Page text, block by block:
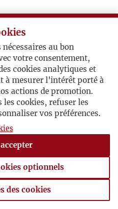
au bon
votre consentement,
cookies analytiques et
à mesurer l'intérêt porté à
actions de promotion.
les cookies, refuser les
vos préférences.
optionnels
des cookies